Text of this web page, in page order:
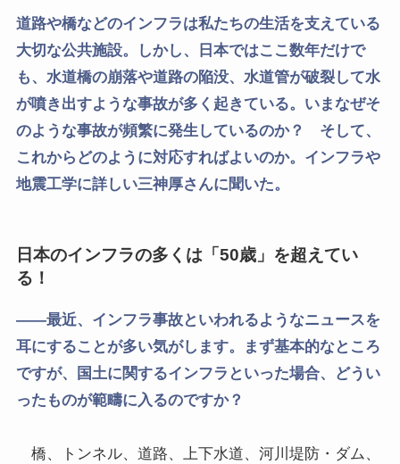
道路や橋などのインフラは私たちの生活を支えている
大切な公共施設。しかし、日本ではここ数年だけで
も、水道橋の崩落や道路の陥没、水道管が破裂して水
が噴き出すような事故が多く起きている。いまなぜそ
のような事故が頻繁に発生しているのか？ そして、
これからどのように対応すればよいのか。インフラや
地震工学に詳しい三神厚さんに聞いた。
日本のインフラの多くは「50歳」を超えてい
る！
――最近、インフラ事故といわれるようなニュースを
耳にすることが多い気がします。まず基本的なところ
ですが、国土に関するインフラといった場合、どうい
ったものが範疇に入るのですか？
橋、トンネル、道路、上下水道、河川堤防・ダム、